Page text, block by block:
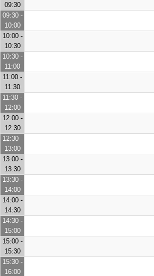
09:30
09:30 -
10:00
10:00 -
10:30
10:30 -
11:00
11:00 -
11:30
11:30 -
12:00
12:00 -
12:30
12:30 -
13:00
13:00 -
13:30
13:30 -
14:00
14:00 -
14:30
14:30 -
15:00
15:00 -
15:30
15:30 -
16:00